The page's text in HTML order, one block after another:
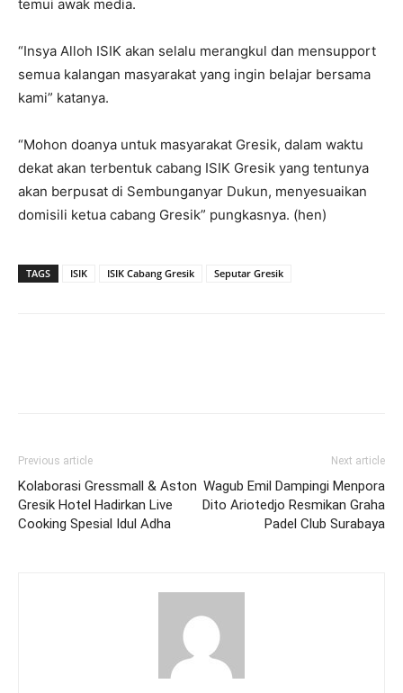
temui awak media.
“Insya Alloh ISIK akan selalu merangkul dan mensupport
semua kalangan masyarakat yang ingin belajar bersama
kami” katanya.
“Mohon doanya untuk masyarakat Gresik, dalam waktu
dekat akan terbentuk cabang ISIK Gresik yang tentunya
akan berpusat di Sembunganyar Dukun, menyesuaikan
domisili ketua cabang Gresik” pungkasnya. (hen)
TAGS ISIK ISIK Cabang Gresik Seputar Gresik
Previous article
Kolaborasi Gressmall & Aston
Gresik Hotel Hadirkan Live
Cooking Spesial Idul Adha
Next article
Wagub Emil Dampingi Menpora
Dito Ariotedjo Resmikan Graha
Padel Club Surabaya